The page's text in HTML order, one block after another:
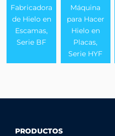
Fabricadora
de Hielo en
Escamas,
Serie BF
Máquina
para Hacer
Hielo en
Placas,
Serie HYF
PRODUCTOS